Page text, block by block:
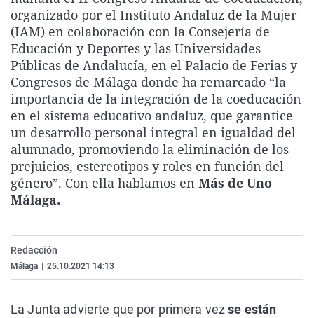
La rosa de los vientos
Gente viajera
Como el perro y el
Caso
Retornados
Equipo de
Operación Viuda
Extremadura
Galicia
La Rioja
Navarra
Virales
Televisión
Elecciones
organizado por el Instituto Andaluz de la Mujer
(IAM) en colaboración con la Consejería de
Educación y Deportes y las Universidades
Públicas de Andalucía, en el Palacio de Ferias y
Congresos de Málaga donde ha remarcado “la
importancia de la integración de la coeducación
en el sistema educativo andaluz, que garantice
un desarrollo personal integral en igualdad del
alumnado, promoviendo la eliminación de los
prejuicios, estereotipos y roles en función del
género”. Con ella hablamos en Más de Uno
Málaga.
Redacción
Málaga 25.10.2021 14:13
La Junta advierte que por primera vezse están